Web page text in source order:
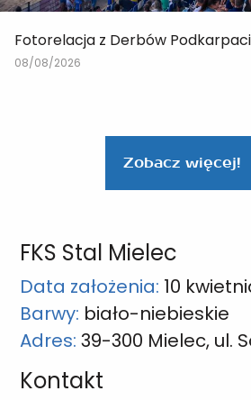
Fotorelacja z Derbów
08/08/2026
Zobacz więcej!
FKS Stal Mielec
Data założenia: 10
Barwy: biało-niebieskie
Adres: 39-300 Mielec, ul.
Kontakt